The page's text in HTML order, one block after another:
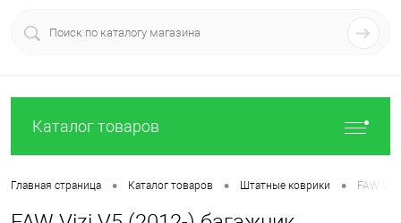
Каталог товаров
Главная страница • Каталог товаров • Штатные коврики • FAW